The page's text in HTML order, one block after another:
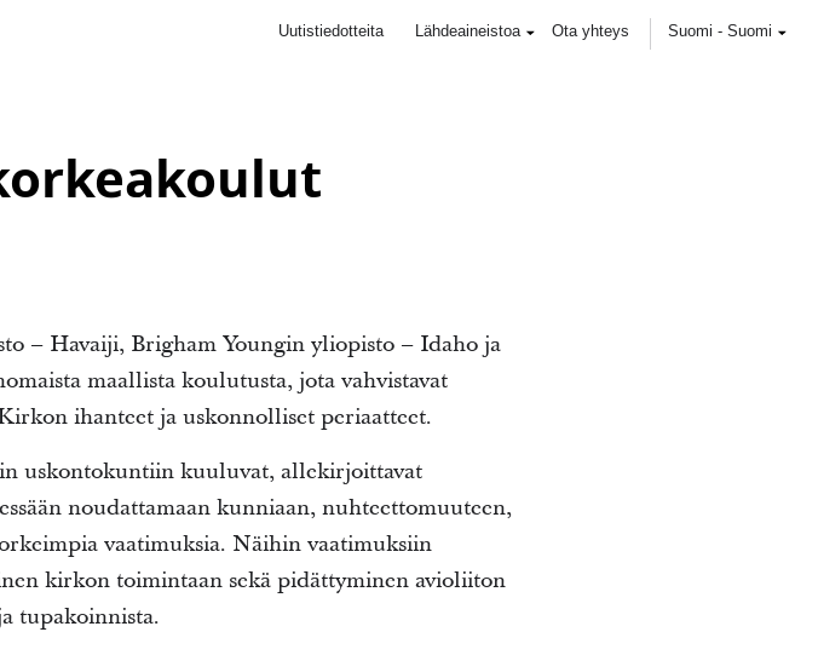
Uutistiedotteita Lähdeaineistoa Ota yhteys Suomi - Suomi
– Havaiji, Brigham Youngin yliopisto – Idaho ja
maallista koulutusta, jota vahvistavat
ihanteet ja uskonnolliset periaatteet.
uskontokuntiin kuuluvat, allekirjoittavat
noudattamaan kunniaan, nuhteettomuuteen,
vaatimuksia. Näihin vaatimuksiin
kirkon toimintaan sekä pidättyminen avioliiton
tupakoinnista.